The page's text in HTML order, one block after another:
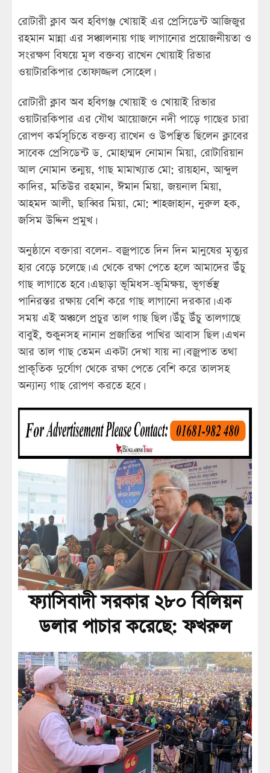
রোটারী ক্লাব অব হবিগঞ্জ খোয়াই এর প্রেসিডেন্ট আজিজুর
রহমান মান্না এর সঞ্চালনায় গাছ লাগানোর প্রয়োজনীয়তা ও
সংরক্ষণ বিষয়ে মূল বক্তব্য রাখেন খোয়াই রিভার
ওয়াটারকিপার তোফাজ্জল সোহেল।
রোটারী ক্লাব অব হবিগঞ্জ খোয়াই ও খোয়াই রিভার
ওয়াটারকিপার এর যৌথ আয়োজনে নদী পাড়ে গাছের চারা
রোপণ কর্মসূচিতে বক্তব্য রাখেন ও উপস্থিত ছিলেন ক্লাবের
সাবেক প্রেসিডেন্ট ড. মোহাম্মদ নোমান মিয়া, রোটারিয়ান
আল নোমান তন্ময়, গাছ মামাখ্যাত মো: রায়হান, আব্দুল
কাদির, মতিউর রহমান, ঈমান মিয়া, জয়নাল মিয়া,
আহমদ আলী, ছাব্বির মিয়া, মো: শাহজাহান, নুরুল হক,
জসিম উদ্দিন প্রমুখ।
অনুষ্ঠানে বক্তারা বলেন- বজ্রপাতে দিন দিন মানুষের মৃত্যুর
হার বেড়ে চলেছে। এ থেকে রক্ষা পেতে হলে আমাদের উঁচু
গাছ লাগাতে হবে। এছাড়া ভূমিধস-ভূমিক্ষয়, ভূগর্ভস্থ
পানিরস্তর রক্ষায় বেশি করে গাছ লাগানো দরকার। এক
সময় এই অঞ্চলে প্রচুর তাল গাছ ছিল। উঁচু উঁচু তালগাছে
বাবুই, শুকুনসহ নানান প্রজাতির পাখির আবাস ছিল। এখন
আর তাল গাছ তেমন একটা দেখা যায় না। বজ্রপাত তথা
প্রাকৃতিক দুর্যোগ থেকে রক্ষা পেতে বেশি করে তালসহ
অন্যান্য গাছ রোপণ করতে হবে।
ফ্যাসিবাদী সরকার ২৮০ বিলিয়ন
ডলার পাচার করেছে: ফখরুল